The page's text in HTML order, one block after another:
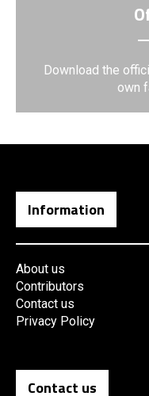
Download the
own
Information
About us
Contributors
Contact us
Privacy Policy
Contact us